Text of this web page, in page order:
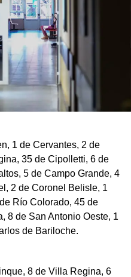
1 de Cervantes, 2 de
35 de Cipolletti, 6 de
5 de Campo Grande, 4
2 de Coronel Belisle, 1
Río Colorado, 45 de
8 de San Antonio Oeste, 1
de Bariloche.
8 de Villa Regina, 6